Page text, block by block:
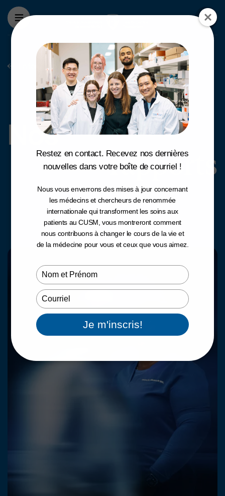
Aller au contenu principal
Nos rapports
Nos
rapports
Restez en contact. Recevez nos dernières
nouvelles dans votre boîte de courriel !
Nous vous enverrons des mises à jour concernant
les médecins et chercheurs de renommée
internationale qui transforment les soins aux
patients au CUSM, vous montreront comment
nous contribuons à changer le cours de la vie et
de la médecine pour vous et ceux que vous aimez.
Type
your
name
Type
your
email
Je m'inscris!